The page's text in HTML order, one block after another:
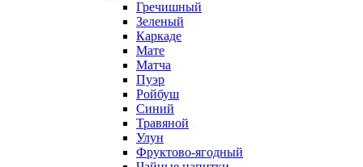
Гречишный
Зеленый
Каркаде
Мате
Матча
Пуэр
Ройбуш
Синий
Травяной
Улун
Фруктово-ягодный